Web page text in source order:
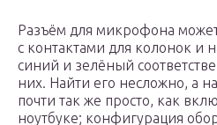
Разъём для микрофона
с контактами для колонок
синий и зелёный
них. Найти его несложно, а
почти так же просто, как
ноутбуке; конфигурация